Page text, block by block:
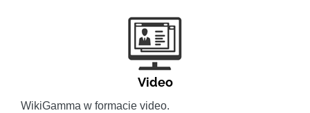
Video
WikiGamma w formacie video.